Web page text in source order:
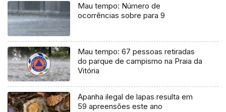
Mau tempo: Número de
ocorrências sobre para 9
Mau tempo: 67 pessoas retiradas
do parque de campismo na Praia da
Vitória
Apanha ilegal de lapas resulta em
59 apreensões este ano